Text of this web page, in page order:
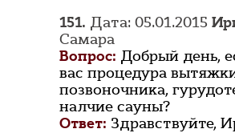
151. Дата: 05.01.2015
Самара
Вопрос: Добрый день,
вас процедура
позвоночника,
налчие сауны?
Ответ: Здравствуйте,